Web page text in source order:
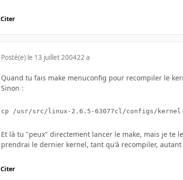
Citer
Posté(e) le 13 juillet 200422 a
Quand tu fais make menuconfig pour recompiler le
Sinon :
Et là tu "peux" directement lancer le make, mais je te
prendrai le dernier kernel, tant qu'à recompiler,
Citer